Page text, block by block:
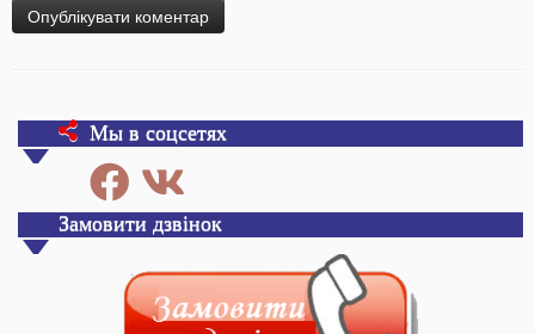
Мы в соцсетях
Замовити дзвінок